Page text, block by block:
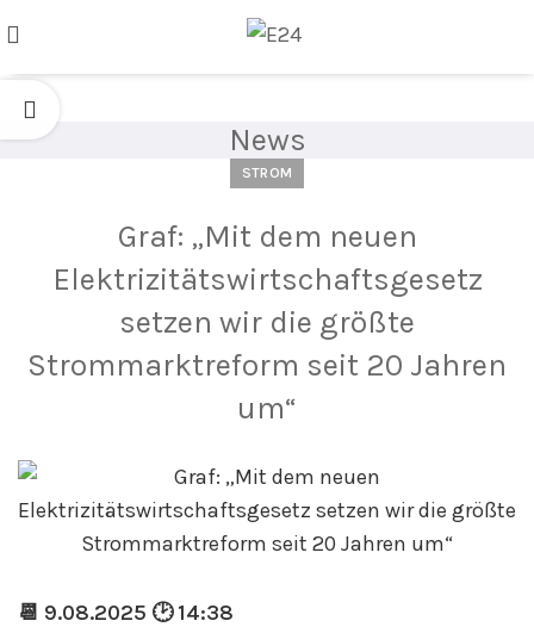
News
STROM
Graf: „Mit dem neuen
Elektrizitätswirtschaftsgesetz
setzen wir die größte
Strommarktreform seit 20 Jahren
um“
📆 9.08.2025 🕑 14:38